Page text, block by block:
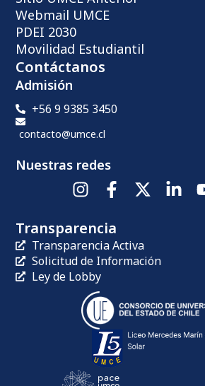
Webmail UMCE
PDEI 2030
Movilidad Estudiantil
Contáctanos
Admisión
+56 9 9385 3450
contacto@umce.cl
Nuestras redes
Transparencia
Transparencia Activa
Solicitud de Información
Ley de Lobby